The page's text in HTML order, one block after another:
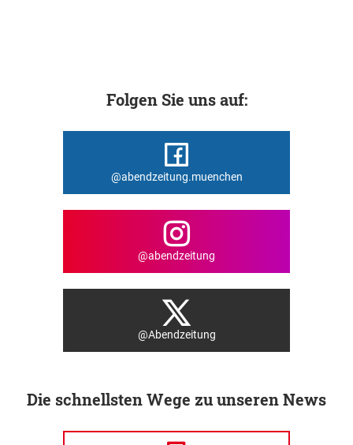
Folgen Sie uns auf:
@abendzeitung.muenchen
@abendzeitung
@Abendzeitung
Die schnellsten Wege zu unseren News